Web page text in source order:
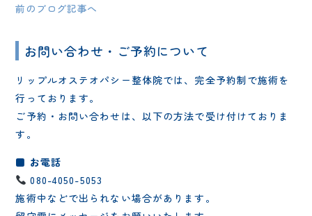
前のブログ記事へ
お問い合わせ・ご予約について
リップルオステオパシー整体院では、完全予約制で施術を
行っております。
ご予約・お問い合わせは、以下の方法で受け付けておりま
す。
■ お電話
080-4050-5053
施術中などで出られない場合があります。